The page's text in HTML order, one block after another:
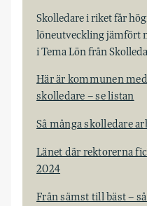
Skolledare i riket får
löneutveckling jämfört
i Tema Lön från
Här är kommunen
skolledare – se listan
Så många skolledare
Länet där rektorerna
2024
Från sämst till bäst –